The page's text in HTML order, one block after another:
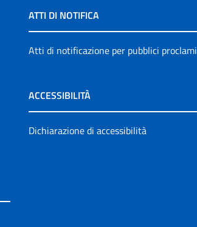
ATTI DI NOTIFICA
Atti di notificazione per pubblici proclami
ACCESSIBILITÀ
Dichiarazione di accessibilità